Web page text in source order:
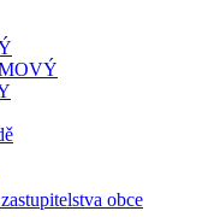
obce